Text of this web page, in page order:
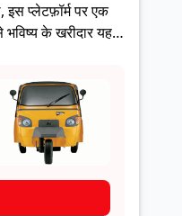
इस प्लेटफ़ॉर्म पर एक
के खरीदार यह